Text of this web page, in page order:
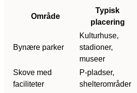
Område
Typisk
placering
Bynære parker
Kulturhuse,
stadioner,
museer
Skove med
faciliteter
P-pladser,
shelterområder